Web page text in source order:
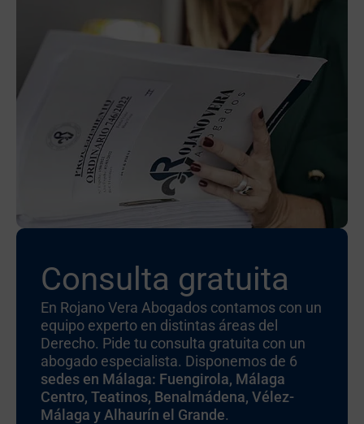
Consulta gratuita
En Rojano Vera Abogados contamos con un
equipo experto en distintas áreas del
Derecho. Pide tu consulta gratuita con un
abogado especialista. Disponemos de 6
sedes en Málaga: Fuengirola, Málaga
Centro, Teatinos, Benalmádena, Vélez-
Málaga y Alhaurín el Grande.